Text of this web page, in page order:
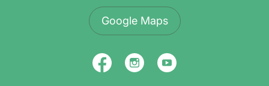
Google Maps